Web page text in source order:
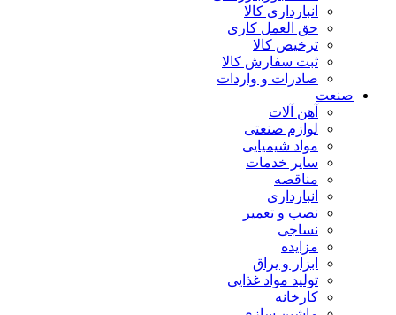
انبارداری کالا
حق العمل کاری
ترخیص کالا
ثبت سفارش کالا
صادرات و واردات
صنعت
آهن آلات
لوازم صنعتی
مواد شیمیایی
سایر خدمات
مناقصه
انبارداری
نصب و تعمیر
نساجی
مزایده
ابزار و یراق
تولید مواد غذایی
کارخانه